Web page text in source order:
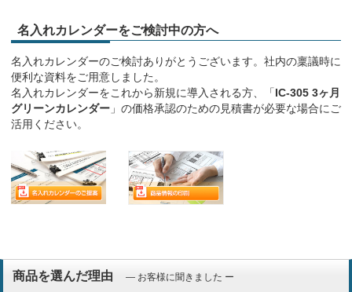
名入れカレンダーをご検討中の方へ
名入れカレンダーのご検討ありがとうございます。社内の稟議時に
便利な資料をご用意しました。
名入れカレンダーをこれから新規に導入される方、「IC-305 3ヶ月
グリーンカレンダー 」の価格承認のための見積書が必要な場合にご
活用ください。
商品を選んだ理由 ― お客様に聞きました ー